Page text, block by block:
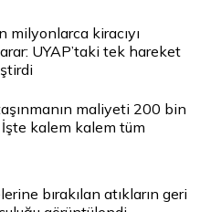
milyonlarca kiracıyı
UYAP’taki tek hareket
maliyeti 200 bin
kalem kalem tüm
bırakılan atıkların geri